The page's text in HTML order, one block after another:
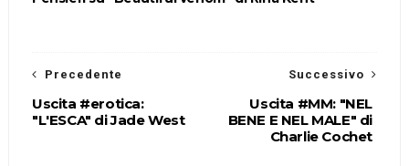
Successivo
Uscita #MM: "NEL
BENE E NEL MALE" di
Charlie Cochet
Precedente
Uscita #erotica:
"L'ESCA" di Jade West